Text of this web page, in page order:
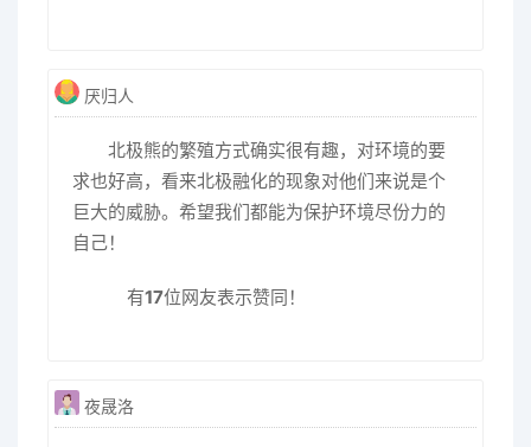
厌归人
北极熊的繁殖方式确实很有趣，对环境的要
求也好高，看来北极融化的现象对他们来说是个
巨大的威胁。希望我们都能为保护环境尽份力的
自己！
有17位网友表示赞同！
夜晟洛